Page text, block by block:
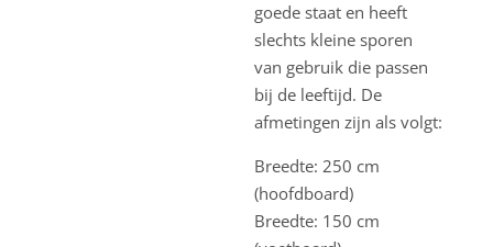
goede staat en heeft
slechts kleine sporen
van gebruik die passen
bij de leeftijd. De
afmetingen zijn als volgt:
Breedte: 250 cm
(hoofdboard)
Breedte: 150 cm